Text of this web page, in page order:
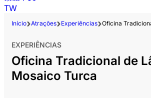
TW
Início Atrações Experiências Oficina
EXPERIÊNCIAS
Oficina Tradicional de
Mosaico Turca